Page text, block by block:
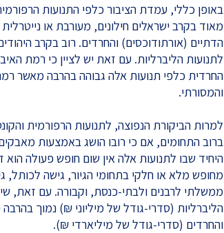
באופן כללי, עמדת הציבור כלפי התנועות
מאוד בקרב ישראלים חילונים, מעורבת או
הדתיים (אורתודוכסים) והחרדים. רוב בקרב
לתנועות הליברליות. עם זאת יש לציין כי רמת
החרדית כלפי תנועות אלה גבוהה בהרבה מאשר
והמסורתי.
למרות הביקורת הנפוצה, לתנועות הרפורמית
ברוב התחומים, אם כי רובו הושג באמצעות
היחיד שבו לתנועות אלה אין שום חופש פעולה הוא
מחופש מלא או חלקי בתחומי הגיור, גישה לכותל,
ממשלתי לרבנים ולבתי-כנסת, וקבורה. עם זאת,
הליברליות (סדרי-גודל של מיליוני ₪) נמוך
והחרדים (סדרי-גודל של מיליארדי ₪).